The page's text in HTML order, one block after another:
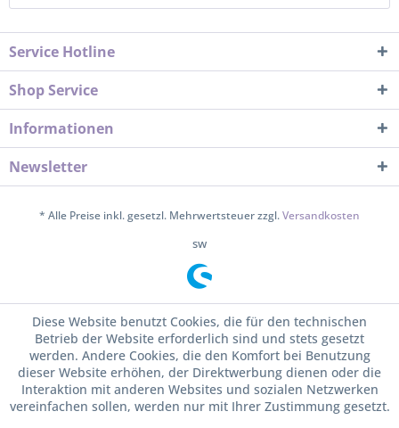
Service Hotline
Shop Service
Informationen
Newsletter
* Alle Preise inkl. gesetzl. Mehrwertsteuer zzgl.Versandkosten
sw
Diese Website benutzt Cookies, die für den technischen
Betrieb der Website erforderlich sind und stets gesetzt
werden. Andere Cookies, die den Komfort bei Benutzung
dieser Website erhöhen, der Direktwerbung dienen oder die
Interaktion mit anderen Websites und sozialen Netzwerken
vereinfachen sollen, werden nur mit Ihrer Zustimmung gesetzt.